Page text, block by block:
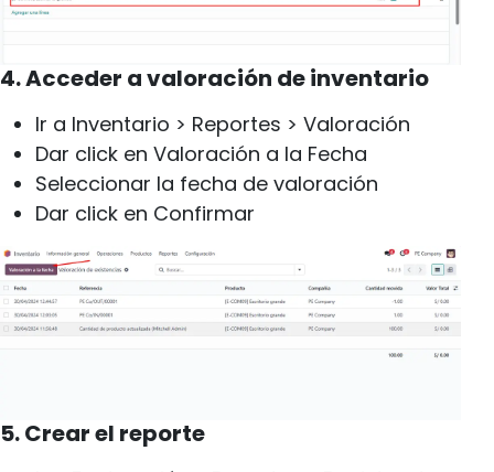
4. Acceder a valoración de inventario
Ir a Inventario > Reportes > Valoración
Dar click en Valoración a la Fecha
Seleccionar la fecha de valoración
Dar click en Confirmar
5. Crear el reporte